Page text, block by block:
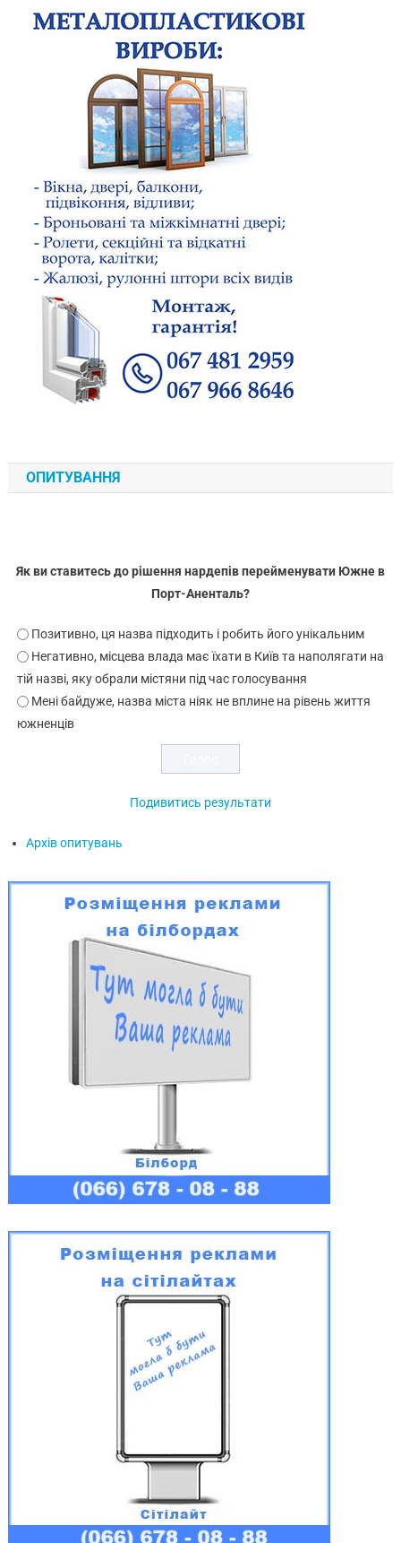
ОПИТУВАННЯ
Як ви ставитесь до рішення нардепів перейменувати Южне в
Порт-Аненталь?
Позитивно, ця назва підходить і робить його унікальним
Негативно, місцева влада має їхати в Київ та наполягати на
тій назві, яку обрали містяни під час голосування
Мені байдуже, назва міста ніяк не вплине на рівень життя
южненців
Подивитись результати
Архів опитувань